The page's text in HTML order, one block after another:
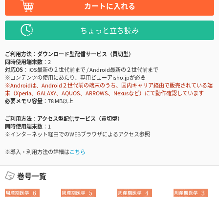
カートに入れる
ちょっと立ち読み
ご利用方法
ダウンロード型配信サービス（買切型）
同時使用端末数
2
対応OS
iOS最新の２世代前まで / Android最新の２世代前まで
※コンテンツの使用にあたり、専用ビューアisho.jpが必要
※Androidは、Android２世代前の端末のうち、国内キャリア経由で販売されている端
末（Xperia、GALAXY、AQUOS、ARROWS、Nexusなど）にて動作確認しています
必要メモリ容量
78 MB以上
ご利用方法
アクセス型配信サービス（買切型）
同時使用端末数
1
※インターネット経由でのWEBブラウザによるアクセス参照
※導入・利用方法の詳細はこちら
巻号一覧